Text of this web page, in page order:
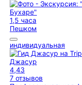
1,5 часа
Пешком
индивидуальная
Джасур
4,43
7 отзывов